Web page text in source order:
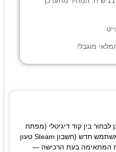
מוגבל!
לבחור בין קוד דיגיטלי (מפתח
Steam להפעלה עצמית) לבין משתמש חדש (חשבון Steam טעון
המתאימה בעת הרכישה —